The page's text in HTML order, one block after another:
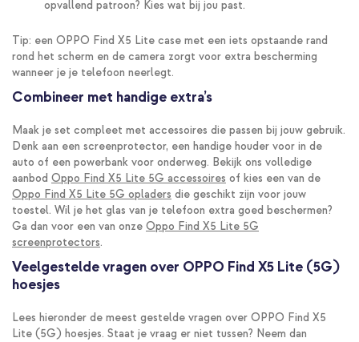
opvallend patroon? Kies wat bij jou past.
Tip: een OPPO Find X5 Lite case met een iets opstaande rand
rond het scherm en de camera zorgt voor extra bescherming
wanneer je je telefoon neerlegt.
Combineer met handige extra’s
Maak je set compleet met accessoires die passen bij jouw gebruik.
Denk aan een screenprotector, een handige houder voor in de
auto of een powerbank voor onderweg. Bekijk ons volledige
aanbod Oppo Find X5 Lite 5G accessoires of kies een van de
Oppo Find X5 Lite 5G opladers die geschikt zijn voor jouw
toestel. Wil je het glas van je telefoon extra goed beschermen?
Ga dan voor een van onze Oppo Find X5 Lite 5G
screenprotectors.
Veelgestelde vragen over OPPO Find X5 Lite (5G)
hoesjes
Lees hieronder de meest gestelde vragen over OPPO Find X5
Lite (5G) hoesjes. Staat je vraag er niet tussen? Neem dan